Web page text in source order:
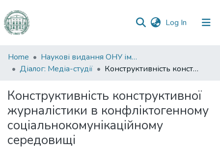
Log In (current)
Communities
&
All of DSpace
Statistics
Home
Наукові видання ОНУ імені І. І. Мечникова
Діалог: Медіа-студії
Конструктивність конструктивної журналістики в конфліктогенному соціальнокомунікаційному середовищі
Конструктивність конструктивної
журналістики в конфліктогенному
соціальнокомунікаційному
середовищі